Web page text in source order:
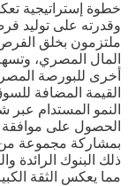
خطوة إستراتيجية
وقدرته على توليد
ملتزمون بخلق
المال المصري،
أخرى للبورصة
القيمة المضافة
النمو المستدام عبر
بمشاركة مجموعة من
مما يعكس الثقة